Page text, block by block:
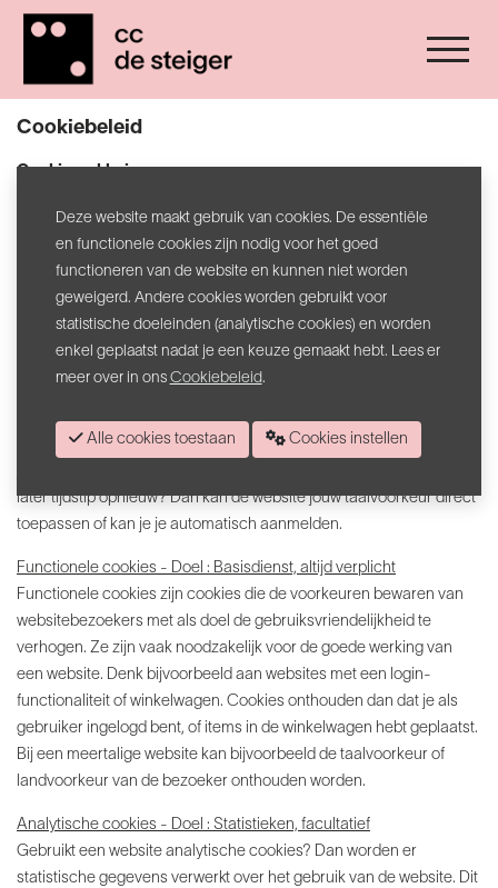
Cookiebeleid
Aangezien onze Website gebruik maakt van "cookies", willen wij u
informeren over de verschillende soorten cookies die wij gebruiken
en welke cookies onze dienstverleners gebruiken en hoe u cookies
kunt beheren en blokkeren.
computer, tablet of smartphone worden opgeslagen. In deze
tekstbestandjes wordt informatie bewaard zoals je taalvoorkeur of
later tijdstip opnieuw? Dan kan de website jouw taalvoorkeur direct
toepassen of kan je je automatisch aanmelden.
Functionele cookies - Doel : Basisdienst, altijd verplicht
Functionele cookies zijn cookies die de voorkeuren bewaren van
websitebezoekers met als doel de gebruiksvriendelijkheid te
verhogen. Ze zijn vaak noodzakelijk voor de goede werking van
een website. Denk bijvoorbeeld aan websites met een login-
functionaliteit of winkelwagen. Cookies onthouden dan dat je als
gebruiker ingelogd bent, of items in de winkelwagen hebt geplaatst.
Bij een meertalige website kan bijvoorbeeld de taalvoorkeur of
landvoorkeur van de bezoeker onthouden worden.
Analytische cookies - Doel : Statistieken, facultatief
Gebruikt een website analytische cookies? Dan worden er
statistische gegevens verwerkt over het gebruik van de website. Dit
Deze website maakt gebruik van cookies. De essentiële
en functionele cookies zijn nodig voor het goed
functioneren van de website en kunnen niet worden
geweigerd. Andere cookies worden gebruikt voor
statistische doeleinden (analytische cookies) en worden
enkel geplaatst nadat je een keuze gemaakt hebt. Lees er
meer over in ons Cookiebeleid.
Alle cookies toestaan Cookies instellen